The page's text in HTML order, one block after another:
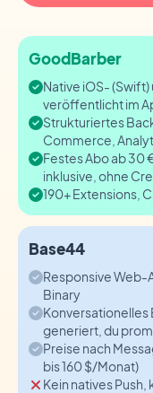
GoodBarber
Native iOS-
veröffentlicht im
Strukturiertes
Commerce,
Festes Abo ab 30
inklusive, ohne
190+ Extensions,
Base44
Responsive
Binary
Konversationelles
generiert, du
Preise nach
bis 160 $/Monat)
Kein natives